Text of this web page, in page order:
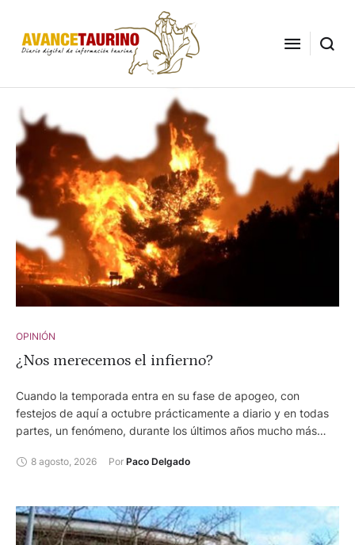
OPINIÓN
¿Nos merecemos el infierno?
Cuando la temporada entra en su fase de apogeo, con
festejos de aquí a octubre prácticamente a diario y en todas
partes, un fenómeno, durante los últimos años mucho más
segundo plano el genio de Morante, la capacidad de Roca
8 agosto, 2026 Por Paco Delgado